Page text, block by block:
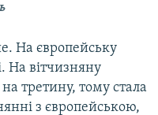
На європейську
На вітчизняну
третину, тому стала
з європейською,